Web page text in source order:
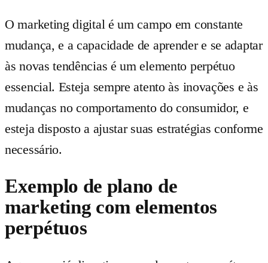
O marketing digital é um campo em constante
mudança, e a capacidade de aprender e se adaptar
às novas tendências é um elemento perpétuo
essencial. Esteja sempre atento às inovações e às
mudanças no comportamento do consumidor, e
esteja disposto a ajustar suas estratégias conforme
necessário.
Exemplo de plano de
marketing com elementos
perpétuos